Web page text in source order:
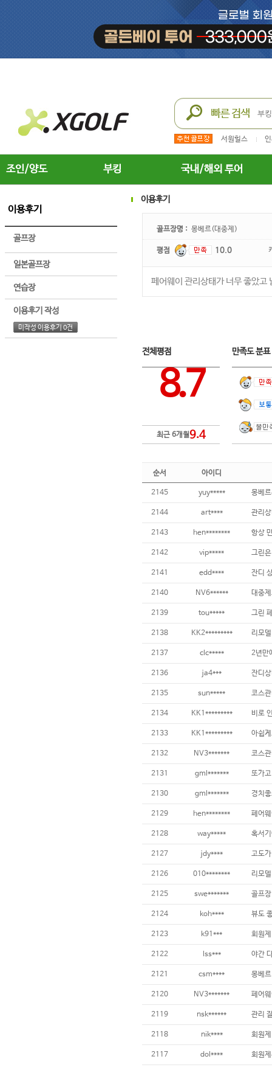
서원힐스
조인/양도 부킹 국내/해외 투어
이용후기
골프장
일본골프장
연습장
이용후기 작성
미작성 이용후기 0건
이용후기
골프장명 : 몽베르(대중제)
평점 10.0
페어웨이 관리상태가 너무 좋았고
전체평점
8.7
최근 6개월9.4
만족도 분
순서 아이디
2145 yuy*****
2144 art**** 관리
2143 hen********
2142 vip*****
2141 edd**** 잔디
2140 NV6******
2139 tou***** 그린
2138 KK2*********
2137 clc*****
2136 ja4***
2135 sun***** 코스
2134 KK1*********
2133 KK1*********
2132 NV3*******
2131 gml*******
2130 gml*******
2129 hen********
2128 way*****
2127 jdy****
2126 010********
2125 swe*******
2124 koh****
2123 k91***
2122 lss***
2121 csm****
2120 NV3*******
2119 nsk****** 관리
2118 nik****
2117 dol****